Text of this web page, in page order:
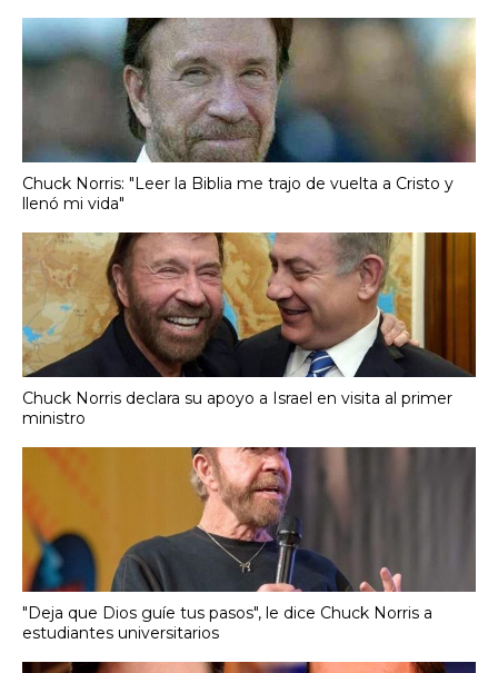
Chuck Norris: "Leer la Biblia me trajo de vuelta a Cristo y
llenó mi vida"
Chuck Norris declara su apoyo a Israel en visita al primer
ministro
"Deja que Dios guíe tus pasos", le dice Chuck Norris a
estudiantes universitarios